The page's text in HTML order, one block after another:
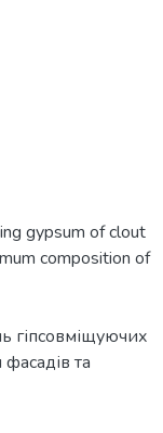
gypsum of clout
composition of
гіпсовміщуючих
та